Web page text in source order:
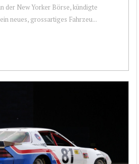
der New Yorker Börse, kündigte
neues, grossartiges Fahrzeu...